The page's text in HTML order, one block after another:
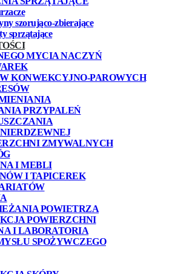
szorująco-zbierające
sprzątające
MYCIA NACZYŃ
KONWEKCYJNO-PAROWYCH
PRZYPALEŃ
ZMYWALNYCH
I MEBLI
I TAPICEREK
POWIETRZA
POWIERZCHNI
I LABORATORIA
SPOŻYWCZEGO